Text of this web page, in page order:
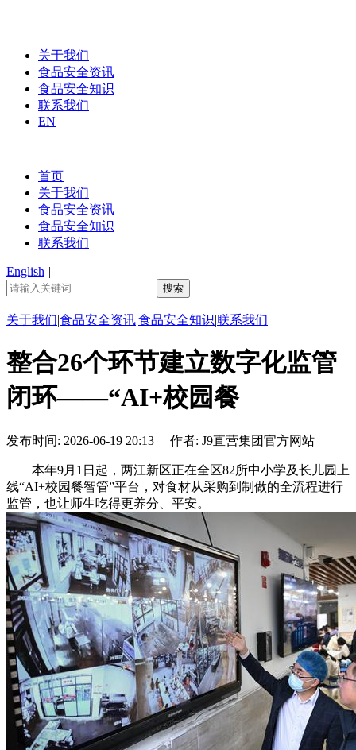
关于我们
食品安全资讯
食品安全知识
联系我们
EN
首页
关于我们
食品安全资讯
食品安全知识
联系我们
English |
关于我们|食品安全资讯|食品安全知识|联系我们|
整合26个环节建立数字化监管
闭环——“AI+校园餐
发布时间: 2026-06-19 20:13 作者: J9直营集团官方网站
本年9月1日起，两江新区正在全区82所中小学及长儿园上
线“AI+校园餐智管”平台，对食材从采购到制做的全流程进行
监管，也让师生吃得更养分、平安。